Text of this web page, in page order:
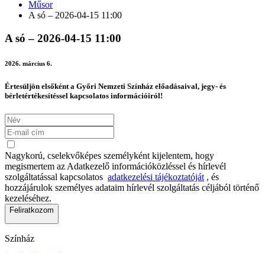
Műsor
A só – 2026-04-15 11:00
A só – 2026-04-15 11:00
2026. március 6.
Értesüljön elsőként a Győri Nemzeti Színház előadásaival, jegy- és
bérletértékesítéssel kapcsolatos információiról!
Nagykorú, cselekvőképes személyként kijelentem, hogy
megismertem az Adatkezelő információközléssel és hírlevél
szolgáltatással kapcsolatos adatkezelési tájékoztatóját , és
hozzájárulok személyes adataim hírlevél szolgáltatás céljából történő
kezeléséhez.
Feliratkozom
Színház